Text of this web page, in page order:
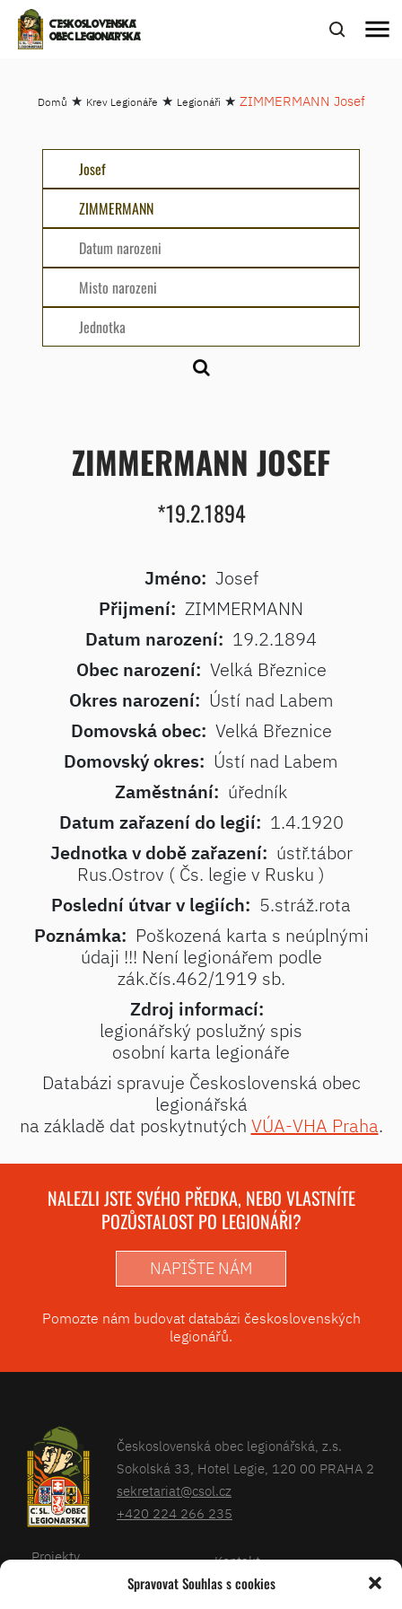
Spravovat Souhlas s cookies
ČESKOSLOVENSKÁ
OBEC LEGIONÁŘSKÁ
menu
Domů ★ Krev Legionáře ★ Legionáři ★ ZIMMERMANN Josef
ZIMMERMANN JOSEF
*19.2.1894
Jméno: Josef
Přijmení: ZIMMERMANN
Datum narození: 19.2.1894
Obec narození: Velká Březnice
Okres narození: Ústí nad Labem
Domovská obec: Velká Březnice
Domovský okres: Ústí nad Labem
Zaměstnání: úředník
Datum zařazení do legií: 1.4.1920
Jednotka v době zařazení: ústř.tábor
Rus.Ostrov ( Čs. legie v Rusku )
Poslední útvar v legiích: 5.stráž.rota
Poznámka: Poškozená karta s neúplnými
údaji !!! Není legionářem podle
zák.čís.462/1919 sb.
Zdroj informací:
legionářský poslužný spis
osobní karta legionáře
Databázi spravuje Československá obec
legionářská
na základě dat poskytnutých VÚA-VHA Praha.
NALEZLI JSTE SVÉHO PŘEDKA, NEBO VLASTNÍTE
POZŮSTALOST PO LEGIONÁŘI?
NAPIŠTE NÁM
Pomozte nám budovat databázi československých
legionářů.
Československá obec legionářská, z.s.
Sokolská 33, Hotel Legie, 120 00 PRAHA 2
sekretariat@csol.cz
+420 224 266 235
Projekty
Kontakt
Databáze legionářů